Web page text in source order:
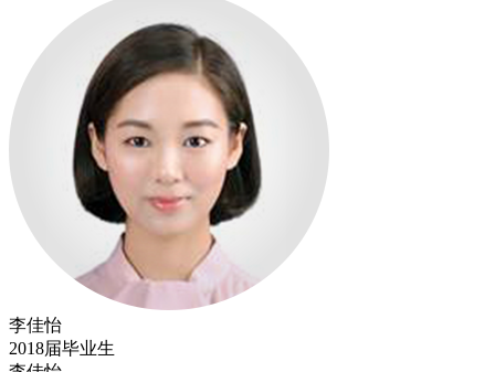
李佳怡
2018届毕业生